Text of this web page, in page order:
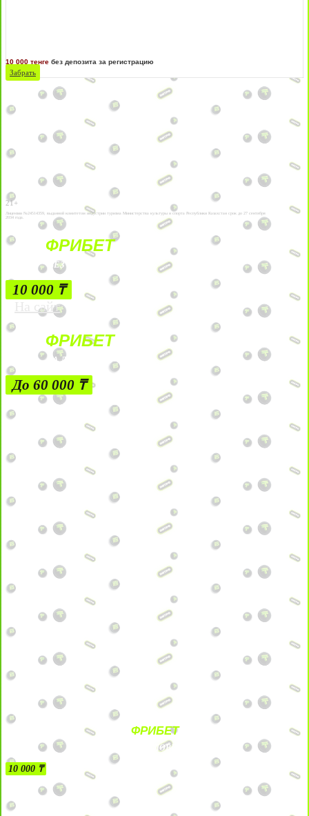
10 000 тенге без депозита за регистрацию
Забрать
21+
Лицензии №24514359, выданной комитетом индустрии туризма Министерства культуры и спорта Республики Казахстан срок до 27 сентября
2034 года.
ФРИБЕТ
БЕЗ УСЛОВИЙ
10 000 ₸
На сайт
ФРИБЕТ
ЗА ДЕПОЗИТЫ
До 60 000 ₸
ФРИБЕТ
БЕЗ УСЛОВИЙ
10 000 ₸